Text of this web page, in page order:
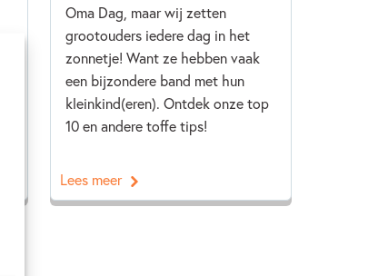
Oma Dag, maar wij zetten
grootouders iedere dag in het
zonnetje! Want ze hebben vaak
een bijzondere band met hun
kleinkind(eren). Ontdek onze top
10 en andere toffe tips!
Lees meer